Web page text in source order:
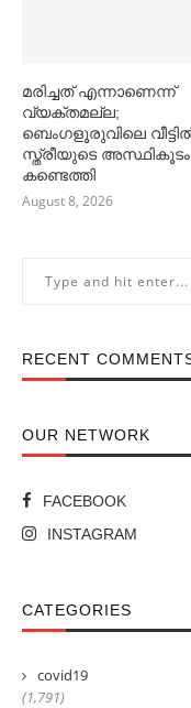
മരിച്ചത് എന്നാണെന്ന്
വ്യക്തമല്ല;
ബെംഗളൂരുവിലെ
സ്ത്രീയുടെ അസ്ഥികൂടം
കണ്ടെത്തി
August 8, 2026
RECENT
OUR NETWORK
FACEBOOK
INSTAGRAM
CATEGORIES
covid19
(1,791)